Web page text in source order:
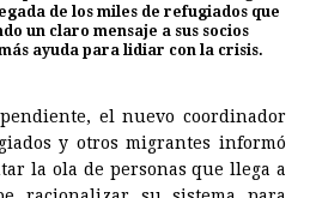
de los miles de refugiados que
un claro mensaje a sus socios
ayuda para lidiar con la crisis.
el nuevo coordinador
y otros migrantes informó
la ola de personas que llega a